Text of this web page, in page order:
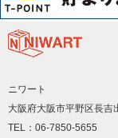
ニワート
大阪府大阪市平野区長吉
TEL：06-7850-5655